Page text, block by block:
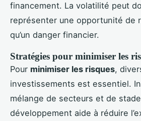
financement. La volatilité peut
représenter une opportunité de
qu’un danger financier.
Stratégies pour minimiser les
Pour minimiser les risques,
investissements est essentiel.
mélange de secteurs et de
développement aide à réduire